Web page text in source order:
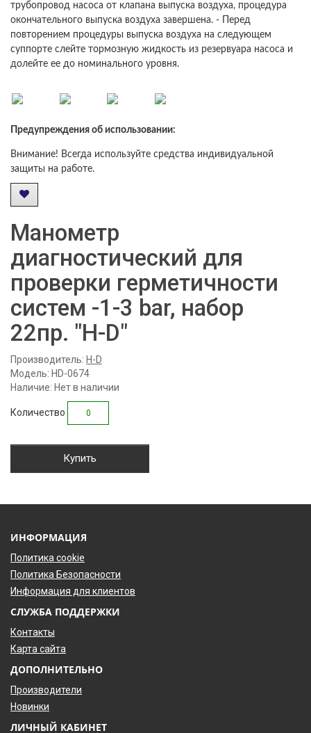
трубопровод насоса от клапана выпуска воздуха, процедура
окончательного выпуска воздуха завершена. - Перед
повторением процедуры выпуска воздуха на следующем
суппорте слейте тормозную жидкость из резервуара насоса и
долейте ее до номинального уровня.
Предупреждения об использовании:
Внимание! Всегда используйте средства индивидуальной
защиты на работе.
Манометр
диагностический для
проверки герметичности
систем -1-3 bar, набор
22пр. "H-D"
Производитель: H-D
Модель: HD-0674
Наличие: Нет в наличии
Количество
Купить
ИНФОРМАЦИЯ
Политика cookie
Политика Безопасности
Информация для клиентов
СЛУЖБА ПОДДЕРЖКИ
Контакты
Карта сайта
ДОПОЛНИТЕЛЬНО
Производители
Новинки
ЛИЧНЫЙ КАБИНЕТ